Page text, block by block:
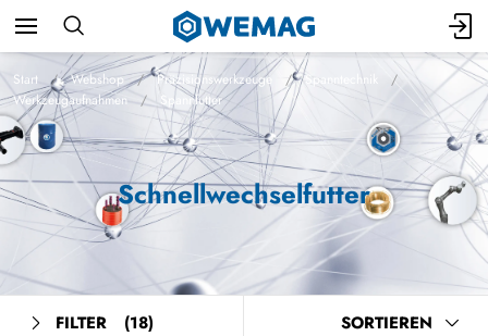
Start Webshop Präzisionswerkzeuge
Spanntechnik
Werkzeugaufnahmen
Spannfutter
Schnellwechselfutter
FILTER (18) SORTIEREN